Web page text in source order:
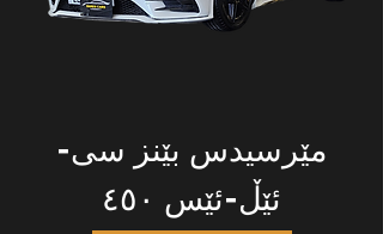
مێرسیدس بێنز سی-
ئێڵ-ئێس ٤٥٠